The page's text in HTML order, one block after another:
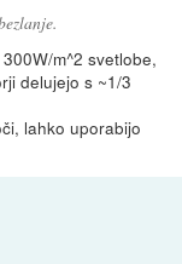
m^2 svetlobe,
delujejo s ~1/3
lahko uporabijo